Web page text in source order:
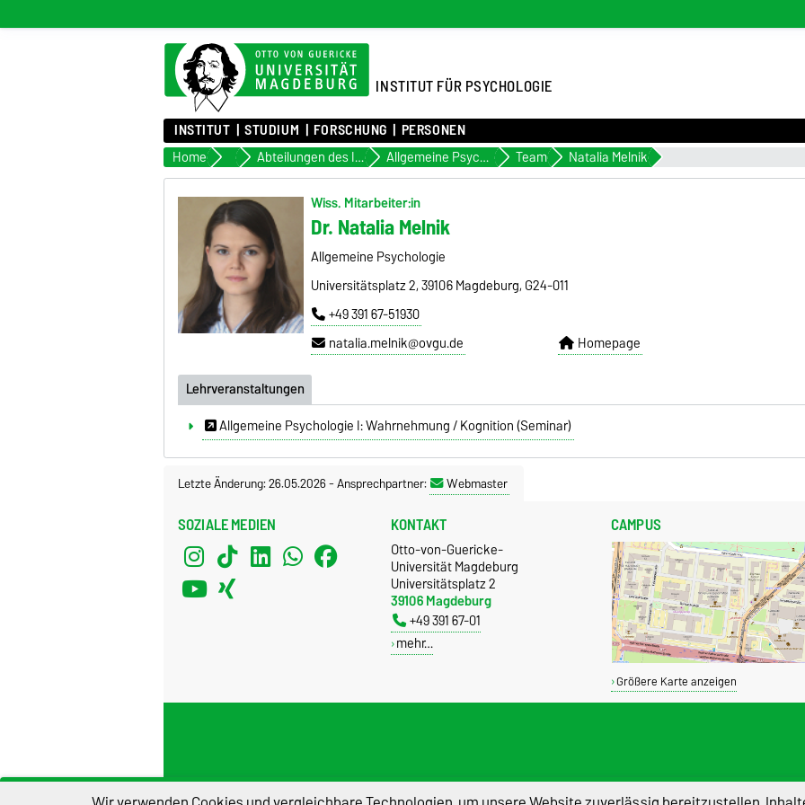
INSTITUT FÜR PSYCHOLOGIE
INSTITUT STUDIUM FORSCHUNG PERSONEN
Home Institut Abteilungen des Institutes Allgemeine Psychologie Team Natalia Melnik
Wiss. Mitarbeiter:in
Dr. Natalia Melnik
Allgemeine Psychologie
Universitätsplatz 2, 39106 Magdeburg, G24-011
+49 391 67-51930
natalia.melnik@ovgu.de
Homepage
Lehrveranstaltungen
Allgemeine Psychologie I: Wahrnehmung / Kognition (Seminar)
Letzte Änderung: 26.05.2026-Ansprechpartner: Webmaster
SOZIALE MEDIEN KONTAKT
Otto-von-Guericke-
Universität Magdeburg
Universitätsplatz 2
39106 Magdeburg
+49 391 67-01
mehr…
CAMPUS
Größere Karte anzeigen
Impressum Datenschutz Barrierefreiheit Cookie-